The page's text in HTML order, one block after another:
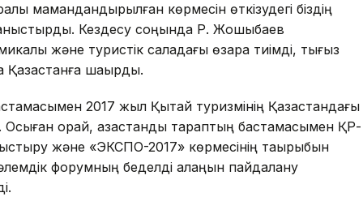
мамандандырылған көрмесін өткізудегі біздің
Кездесу соңында Р. Жошыбаев
және туристік саладағы өзара тиімді, тығыз
шақырды.
2017 жыл Қытай туризмінің Қазақстандағы
орай, қазақстандық тараптың бастамасымен ҚР-
және «ЭКСПО-2017» көрмесінің тақырыбын
форумның беделді алаңын пайдалану